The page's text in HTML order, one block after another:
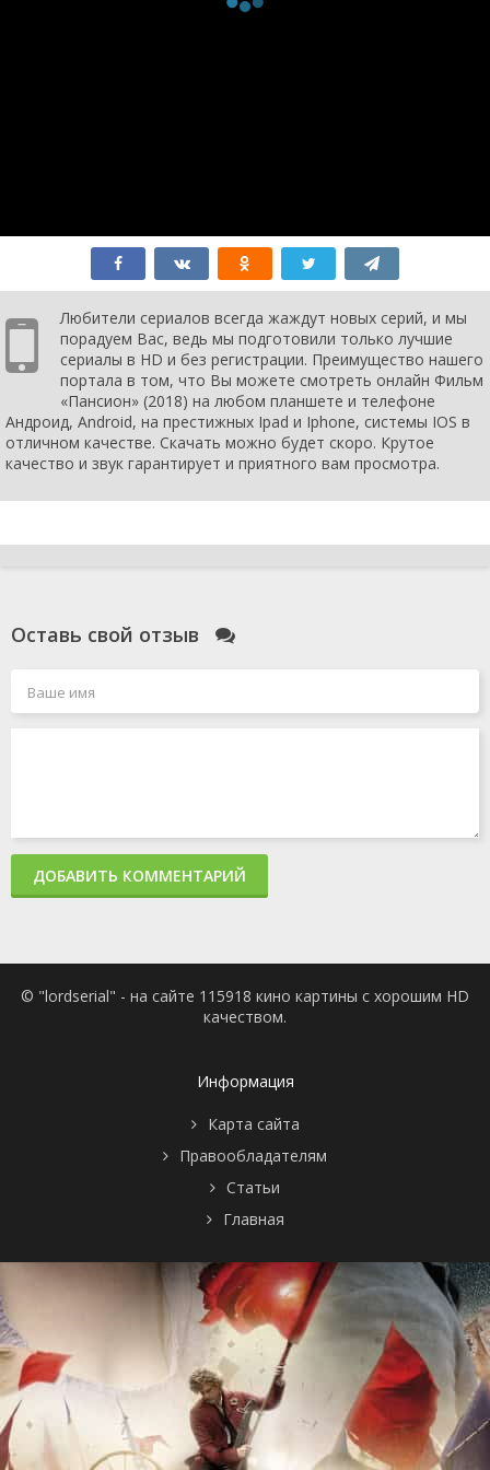
Любители сериалов всегда жаждут новых серий, и мы
порадуем Вас, ведь мы подготовили только лучшие
сериалы в HD и без регистрации. Преимущество нашего
портала в том, что Вы можете смотреть онлайн Фильм
«Пансион» (2018) на любом планшете и телефоне
Андроид, Android, на престижных Ipad и Iphone, системы IOS в
отличном качестве. Скачать можно будет скоро. Крутое
качество и звук гарантирует и приятного вам просмотра.
Оставь свой отзыв
ДОБАВИТЬ КОММЕНТАРИЙ
© "lordserial" - на сайте 115918 кино картины с хорошим HD
качеством.
Информация
Карта сайта
Правообладателям
Статьи
Главная